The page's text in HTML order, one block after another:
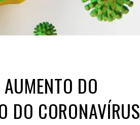
DO
DO CORONAVÍRUS